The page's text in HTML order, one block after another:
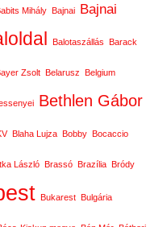
Mihály Bajnai Bajnai
Balotaszállás Barack
Zsolt Belarusz Belgium
Bethlen Gábor
Blaha Lujza Bobby Bocaccio
László Brassó Brazília Bródy
Bukarest Bulgária